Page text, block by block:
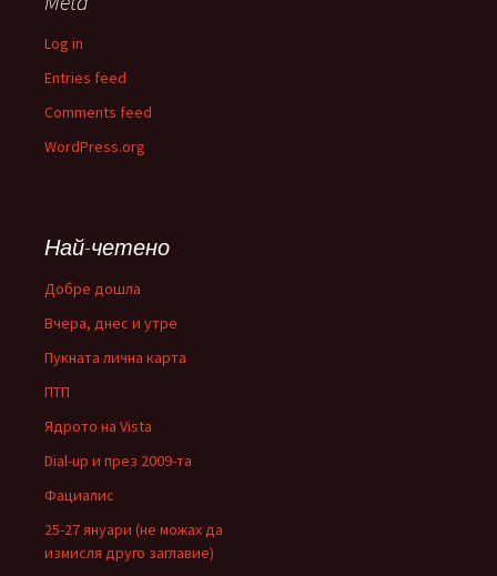
Log in
Entries feed
Comments feed
WordPress.org
Най-четено
Добре дошла
Вчера, днес и утре
Пукната лична карта
ПТП
Ядрото на Vista
Dial-up и през 2009-та
Фациалис
25-27 януари (не можах да
измисля друго заглавие)